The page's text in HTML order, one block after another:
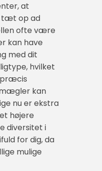
at
tæt op ad
ofte være
kan have
med dit
hvilket
præcis
kan
nu er ekstra
højere
diversitet i
for dig, da
mulige